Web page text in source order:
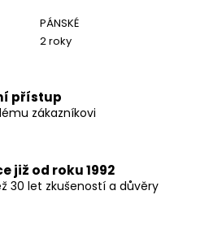
PÁNSKÉ
2 roky
přístup
zákazníkovi
již od roku 1992
30 let zkušeností a důvěry